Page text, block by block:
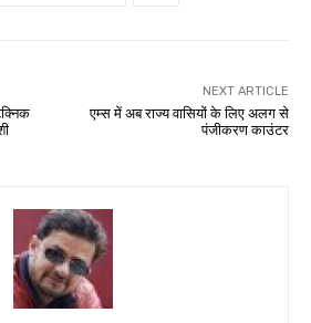
NEXT ARTICLE
एम्स में अब राज्य वासियों के लिए अलग से
पंजीकरण काउंटर